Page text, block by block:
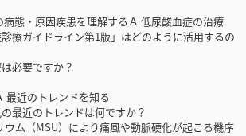
病態・原因疾患を理解するＡ 低尿酸血症の治療
療ガイドライン第1版」はどのように活用するの
必要ですか？
最近のトレンドを知る
最近のトレンドは何ですか？
ウム（MSU）により痛風や動脈硬化が起こる機序